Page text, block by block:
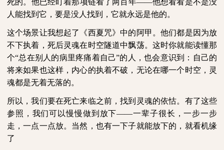
人能找到它，要是没人找到，它就永远是他的。
这个场景让我想起了《西夏咒》中的阿甲。他们都是因为放
不下执着，死后灵魂在时空隧道中飘荡。这时你就能读懂那
个“总在别人的病里疼痛着自己”的人，也会意识到：自己的
将来如果也这样，内心的执着不破，无论在哪一个时空，灵
魂都是无着无落的。
所以，我们要在死亡来临之前，找到灵魂的依怙。有了这些
参照，我们可以慢慢做到放下——一辈子很长，一步一步
走，一点一点放。当然，也有一下子就能放下的，就看机缘
了